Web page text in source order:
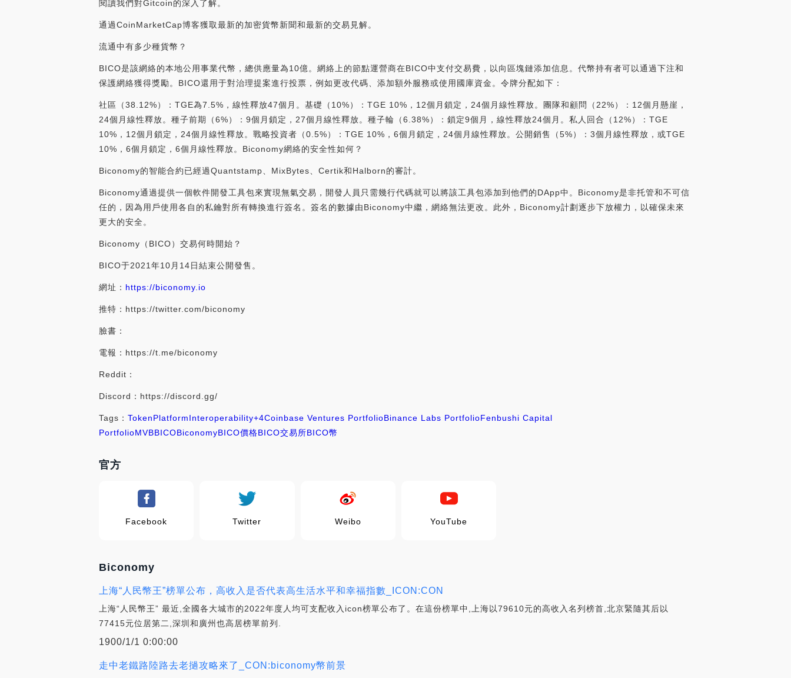
閱讀我們對Gitcoin的深入了解。
通過CoinMarketCap博客獲取最新的加密貨幣新聞和最新的交易見解。
流通中有多少種貨幣？
BICO是該網絡的本地公用事業代幣，總供應量為10億。網絡上的節點運營商在BICO中支付交易費，以向區塊鏈添加信息。代幣持有者可以通過下注和
保護網絡獲得獎勵。BICO還用于對治理提案進行投票，例如更改代碼、添加額外服務或使用國庫資金。令牌分配如下：
社區（38.12%）：TGE為7.5%，線性釋放47個月。基礎（10%）：TGE 10%，12個月鎖定，24個月線性釋放。團隊和顧問（22%）：12個月懸崖，
24個月線性釋放。種子前期（6%）：9個月鎖定，27個月線性釋放。種子輪（6.38%）：鎖定9個月，線性釋放24個月。私人回合（12%）：TGE
10%，12個月鎖定，24個月線性釋放。戰略投資者（0.5%）：TGE 10%，6個月鎖定，24個月線性釋放。公開銷售（5%）：3個月線性釋放，或TGE
10%，6個月鎖定，6個月線性釋放。Biconomy網絡的安全性如何？
Biconomy的智能合約已經過Quantstamp、MixBytes、Certik和Halborn的審計。
Biconomy通過提供一個軟件開發工具包來實現無氣交易，開發人員只需幾行代碼就可以將該工具包添加到他們的DApp中。Biconomy是非托管和不可信
任的，因為用戶使用各自的私鑰對所有轉換進行簽名。簽名的數據由Biconomy中繼，網絡無法更改。此外，Biconomy計劃逐步下放權力，以確保未來
更大的安全。
Biconomy（BICO）交易何時開始？
BICO于2021年10月14日結束公開發售。
網址： https://biconomy.io
推特：https://twitter.com/biconomy
臉書：
電報：https://t.me/biconomy
Reddit：
Discord：https://discord.gg/
Tags： TokenPlatformInteroperability+4Coinbase Ventures PortfolioBinance Labs PortfolioFenbushi Capital
PortfolioMVBBICOBiconomyBICO價格BICO交易所BICO幣
官方
Facebook Twitter Weibo YouTube
Biconomy
上海“人民幣王”榜單公布，高收入是否代表高生活水平和幸福指數_ICON:CON
上海“人民幣王” 最近,全國各大城市的2022年度人均可支配收入icon榜單公布了。在這份榜單中,上海以79610元的高收入名列榜首,北京緊隨其后以
77415元位居第二,深圳和廣州也高居榜單前列.
1900/1/1 0:00:00
走中老鐵路陸路去老撾攻略來了_CON:biconomy幣前景